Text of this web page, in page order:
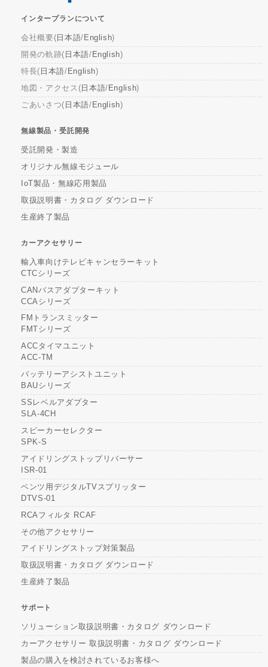
インタープランについて
会社概要( 日本語/ English)
開発の軌跡( 日本語/ English)
特長( 日本語/ English)
地図・アクセス( 日本語/ English)
ごあいさつ( 日本語/ English)
無線製品・受託開発
受託開発・製造
オリジナル無線モジュール
IoT製品・無線応用製品
取扱説明書・カタログ ダウンロード
生産終了製品
カーアクセサリー
輸入車向けテレビキャンセラーキット
CTCシリーズ
CANバスアダプターキット
CCAシリーズ
FMトランスミッター
FMTシリーズ
ACCタイマユニット
ACC-TM
バッテリーアシストユニット
BAUシリーズ
SSレベルアダプター
SLA-4CH
スピーカーセレクター
SPK-S
アイドリングストップリバーサー
ISR-01
ベンツ用デジタルTVスプリッター
DTVS-01
RCAフィルタ RCAF
その他アクセサリー
アイドリングストップ対策製品
取扱説明書・カタログ ダウンロード
生産終了製品
サポート
ソリューション取扱説明書・カタログ ダウンロード
カーアクセサリー 取扱説明書・カタログ ダウンロード
製品の購入を検討されているお客様へ